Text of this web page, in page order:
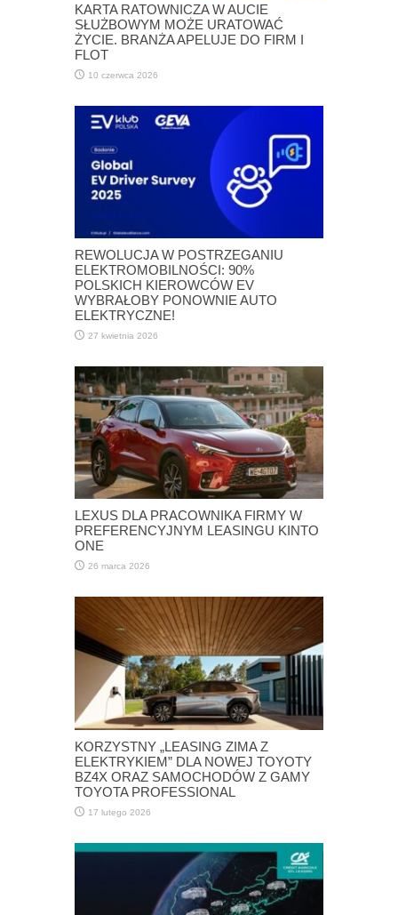
KARTA RATOWNICZA W AUCIE
SŁUŻBOWYM MOŻE URATOWAĆ
ŻYCIE. BRANŻA APELUJE DO FIRM I
FLOT
10 czerwca 2026
REWOLUCJA W POSTRZEGANIU
ELEKTROMOBILNOŚCI: 90%
POLSKICH KIEROWCÓW EV
WYBRAŁOBY PONOWNIE AUTO
ELEKTRYCZNE!
27 kwietnia 2026
LEXUS DLA PRACOWNIKA FIRMY W
PREFERENCYJNYM LEASINGU KINTO
ONE
26 marca 2026
KORZYSTNY „LEASING ZIMA Z
ELEKTRYKIEM” DLA NOWEJ TOYOTY
BZ4X ORAZ SAMOCHODÓW Z GAMY
TOYOTA PROFESSIONAL
17 lutego 2026